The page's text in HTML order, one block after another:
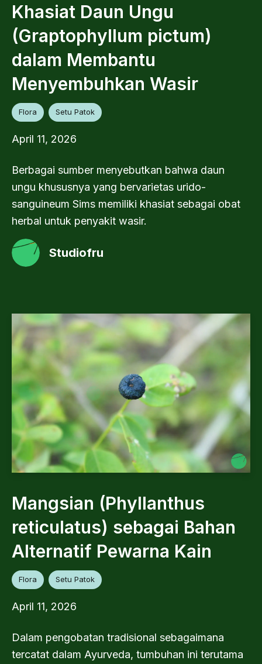
Khasiat Daun Ungu
(Graptophyllum pictum)
dalam Membantu
Menyembuhkan Wasir
Flora Setu Patok
April 11, 2026
Berbagai sumber menyebutkan bahwa daun
ungu khususnya yang bervarietas urido-
sanguineum Sims memiliki khasiat sebagai obat
herbal untuk penyakit wasir.
Studiofru
Mangsian (Phyllanthus
reticulatus) sebagai Bahan
Alternatif Pewarna Kain
Flora Setu Patok
April 11, 2026
Dalam pengobatan tradisional sebagaimana
tercatat dalam Ayurveda, tumbuhan ini terutama